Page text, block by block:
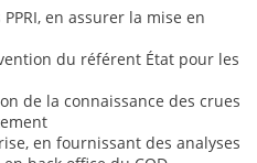
en assurer la mise en
du référent État pour les
de la connaissance des crues
en fournissant des analyses